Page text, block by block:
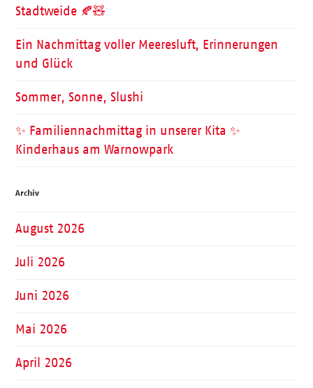
Stadtweide 🍂🧸
Ein Nachmittag voller Meeresluft, Erinnerungen
und Glück
Sommer, Sonne, Slushi
✨ Familiennachmittag in unserer Kita ✨
Kinderhaus am Warnowpark
Archiv
August 2026
Juli 2026
Juni 2026
Mai 2026
April 2026